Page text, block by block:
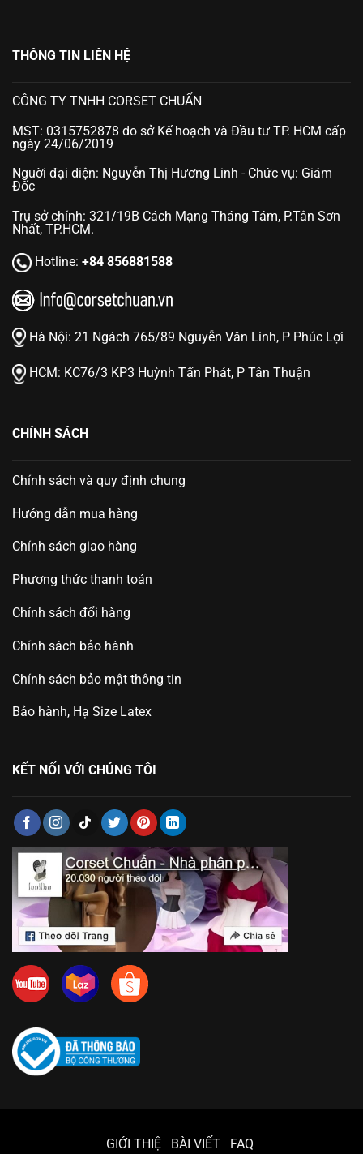
THÔNG TIN LIÊN HỆ
CÔNG TY TNHH CORSET CHUẨN
MST: 0315752878 do sở Kế hoạch và Đầu tư TP. HCM cấp
ngày 24/06/2019
Nguời đại diện: Nguyễn Thị Hương Linh - Chức vụ: Giám
Đốc
Trụ sở chính: 321/19B Cách Mạng Tháng Tám, P.Tân Sơn
Nhất, TP.HCM.
Hotline: +84 856881588
Hà Nội: 21 Ngách 765/89 Nguyễn Văn Linh, P Phúc Lợi
HCM: KC76/3 KP3 Huỳnh Tấn Phát, P Tân Thuận
CHÍNH SÁCH
Chính sách và quy định chung
Hướng dẫn mua hàng
Chính sách giao hàng
Phương thức thanh toán
Chính sách đổi hàng
Chính sách bảo hành
Chính sách bảo mật thông tin
Bảo hành, Hạ Size Latex
KẾT NỐI VỚI CHÚNG TÔI
GIỚI THIỆ BÀI VIẾT FAQ